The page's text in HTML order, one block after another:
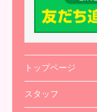
トップページ
スタッフ